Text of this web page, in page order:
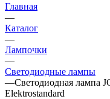
Главная
—
Каталог
—
Лампочки
—
Светодиодные лампы
—Светодиодная лампа
Elektrostandard